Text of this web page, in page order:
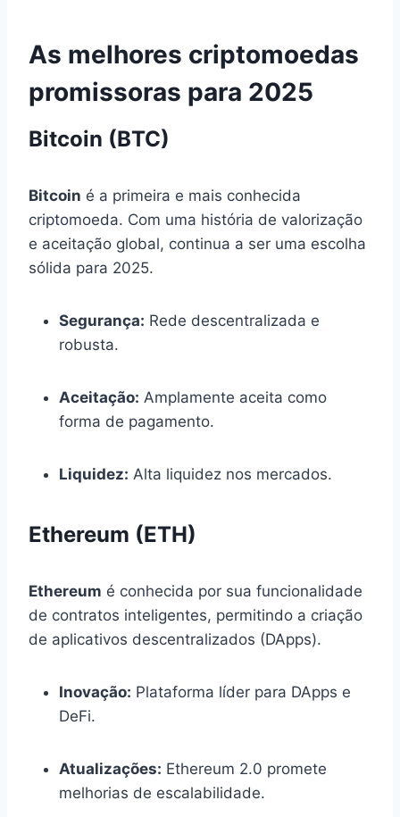
As melhores criptomoedas
promissoras para 2025
Bitcoin (BTC)
Bitcoin é a primeira e mais conhecida
criptomoeda. Com uma história de valorização
e aceitação global, continua a ser uma escolha
sólida para 2025.
Segurança: Rede descentralizada e
robusta.
Aceitação: Amplamente aceita como
forma de pagamento.
Liquidez: Alta liquidez nos mercados.
Ethereum (ETH)
Ethereum é conhecida por sua funcionalidade
de contratos inteligentes, permitindo a criação
de aplicativos descentralizados (DApps).
Inovação: Plataforma líder para DApps e
DeFi.
Atualizações: Ethereum 2.0 promete
melhorias de escalabilidade.